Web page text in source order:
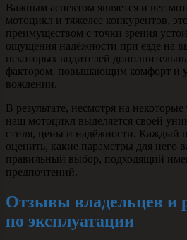
Важным аспектом является и вес
мотоцикл и тяжелее конкурентов,
преимуществом с точки зрения
ощущения надёжности при езде на
некоторых водителей
фактором, повышающим комфорт и
вождении.
В результате, несмотря на
наш мотоцикл выделяется своей
стиля, цены и надёжности. Каждый
оценить, какие параметры для него
правильный выбор, подходящий
предпочтений.
Отзывы владельцев и
по эксплуатации